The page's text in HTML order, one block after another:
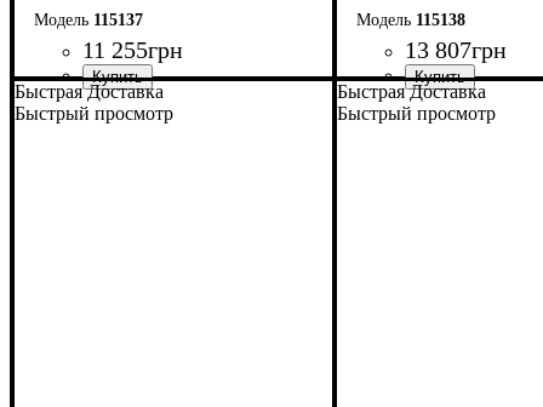
115137
11 255грн
ширина, мм: 1003,5
высота, мм: 930,5
глубина, мм: 400
115138
13 807грн
ширина, мм: 1500
высота, мм: 930,5
глубина, мм: 400
Быстрая Доставка
Быстрый просмотр
Быстрая Доставка
Быстрый просмотр